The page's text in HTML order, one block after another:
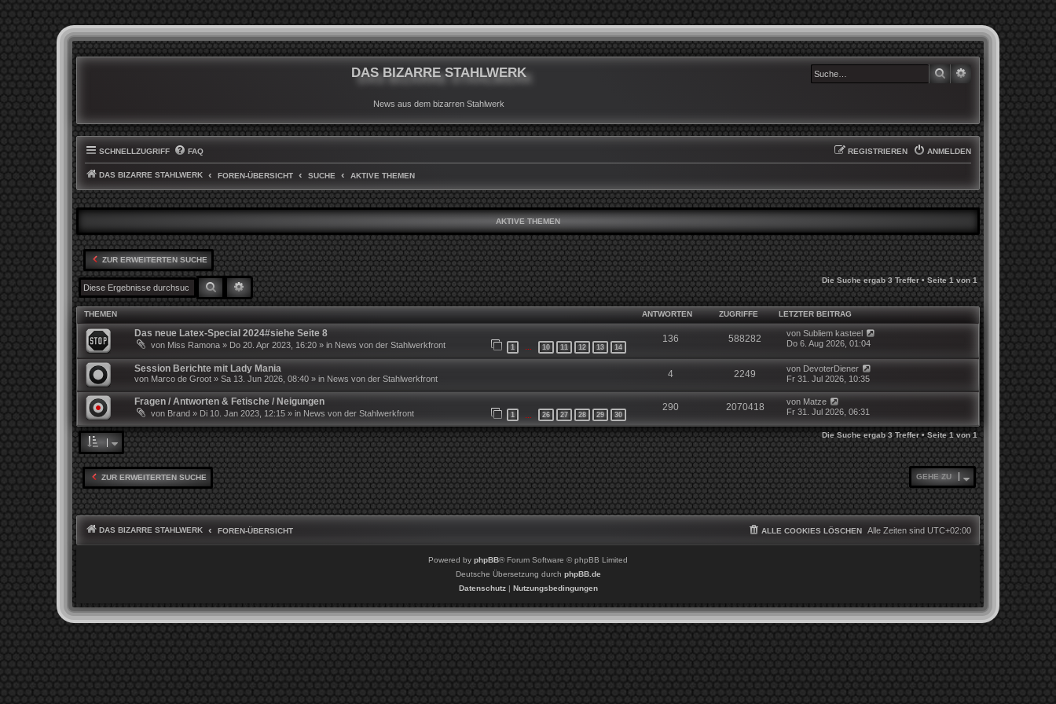
DAS BIZARRE STAHLWERK
News aus dem bizarren Stahlwerk
SUCHE
SCHNELLZUGRIFF FAQ ANMELDEN
REGISTRIEREN
DAS BIZARRE STAHLWERK FOREN-ÜBERSICHT SUCHE AKTIVE THEMEN
AKTIVE THEMEN
ZUR ERWEITERTEN SUCHE
SUCHE ERWEITERTE SUCHE
Die Suche ergab 3 Treffer • Seite1 von1
THEMEN ANTWORTEN ZUGRIFFE LETZTER BEITRAG
Das neue Latex-Special 2024#siehe Seite 8
von Miss Ramona » Do 20. Apr 2023, 16:20 » in News von der Stahlwerkfront 1 … 10 11 12 13 14
136 588282 von Subliem kasteel
Do 6. Aug 2026, 01:04
Session Berichte mit Lady Mania
von Marco de Groot » Sa 13. Jun 2026, 08:40 » in News von der Stahlwerkfront 4 2249 von DevoterDiener
Fr 31. Jul 2026, 10:35
Fragen / Antworten & Fetische / Neigungen
von Brand » Di 10. Jan 2023, 12:15 » in News von der Stahlwerkfront 1 26 27 28 29 30
290 2070418 von Matze
Fr 31. Jul 2026, 06:31
Die Suche ergab 3 Treffer • Seite1von1
ZUR ERWEITERTEN SUCHE GEHE ZU
DAS BIZARRE STAHLWERK FOREN-ÜBERSICHT Alle Zeiten sind UTC+02:00
ALLE COOKIES LÖSCHEN
Powered by phpBB® Forum Software © phpBB Limited
Deutsche Übersetzung durch phpBB.de
Datenschutz| Nutzungsbedingungen